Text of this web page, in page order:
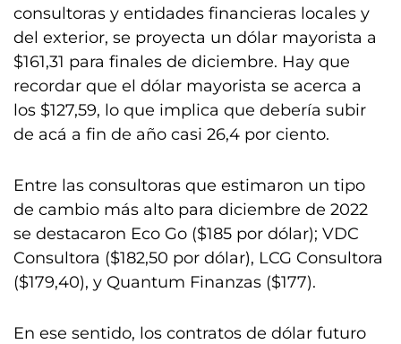
consultoras y entidades financieras locales y
del exterior, se proyecta un dólar mayorista a
$161,31 para finales de diciembre. Hay que
recordar que el dólar mayorista se acerca a
los $127,59, lo que implica que debería subir
de acá a fin de año casi 26,4 por ciento.
Entre las consultoras que estimaron un tipo
de cambio más alto para diciembre de 2022
se destacaron Eco Go ($185 por dólar); VDC
Consultora ($182,50 por dólar), LCG Consultora
($179,40), y Quantum Finanzas ($177).
En ese sentido, los contratos de dólar futuro